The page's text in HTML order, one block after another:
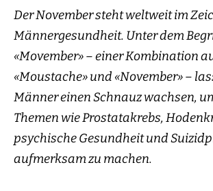
Der November steht weltweit im
Männergesundheit. Unter dem
«Movember» – einer Kombination
«Moustache» und «November» –
Männer einen Schnauz wachsen,
Themen wie Prostatakrebs,
psychische Gesundheit und
aufmerksam zu machen.